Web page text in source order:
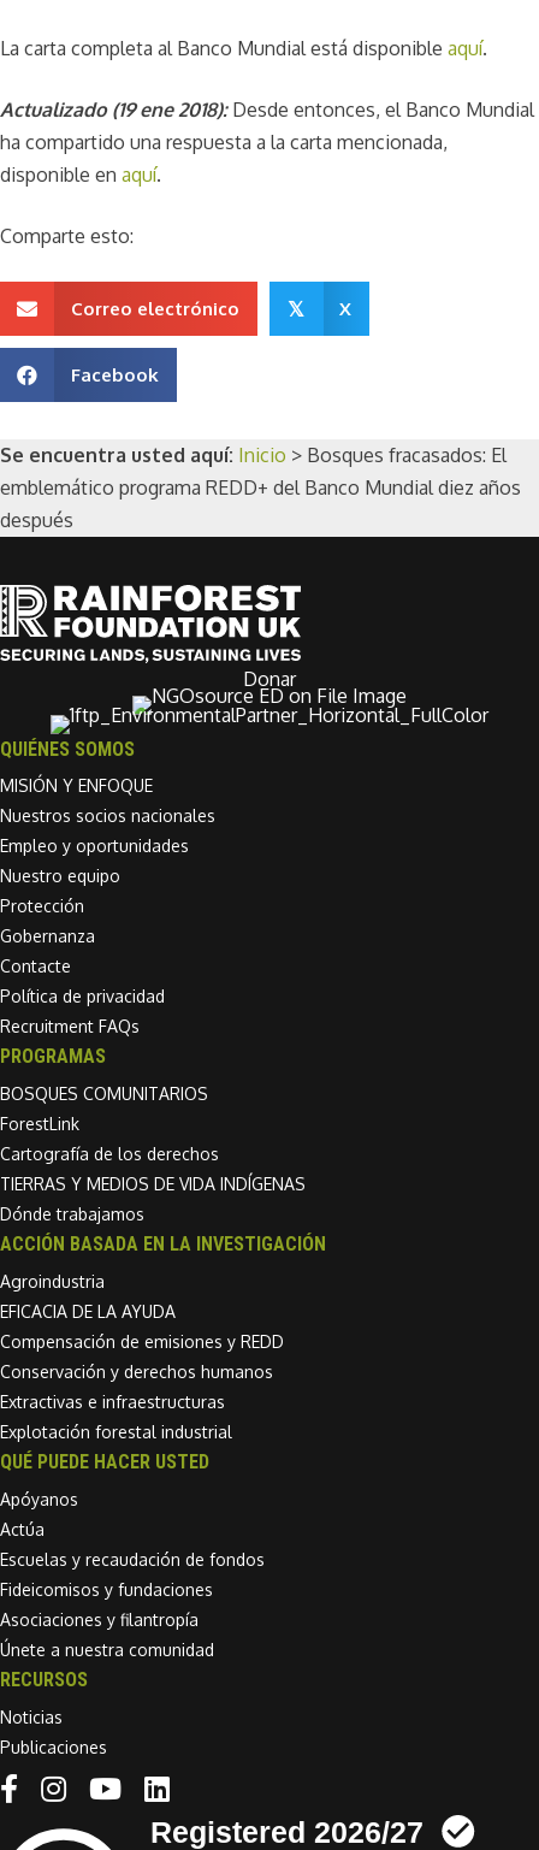
La carta completa al Banco Mundial está disponible aquí.
Actualizado (19 ene 2018):Desde entonces, el Banco Mundial
ha compartido una respuesta a la carta mencionada,
disponible en aquí.
Comparte esto:
Correo electrónico 𝕏 X
Facebook
Se encuentra usted aquí: Inicio > Bosques fracasados: El
emblemático programa REDD+ del Banco Mundial diez años
después
Donar
QUIÉNES SOMOS
MISIÓN Y ENFOQUE
Nuestros socios nacionales
Empleo y oportunidades
Nuestro equipo
Protección
Gobernanza
Contacte
Política de privacidad
Recruitment FAQs
PROGRAMAS
BOSQUES COMUNITARIOS
ForestLink
Cartografía de los derechos
TIERRAS Y MEDIOS DE VIDA INDÍGENAS
Dónde trabajamos
ACCIÓN BASADA EN LA INVESTIGACIÓN
Agroindustria
EFICACIA DE LA AYUDA
Compensación de emisiones y REDD
Conservación y derechos humanos
Extractivas e infraestructuras
Explotación forestal industrial
QUÉ PUEDE HACER USTED
Apóyanos
Actúa
Escuelas y recaudación de fondos
Fideicomisos y fundaciones
Asociaciones y filantropía
Únete a nuestra comunidad
RECURSOS
Noticias
Publicaciones
Linkedin link